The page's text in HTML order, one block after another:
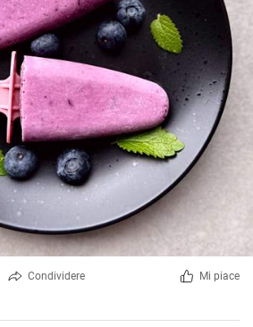
Condividere Mi piace